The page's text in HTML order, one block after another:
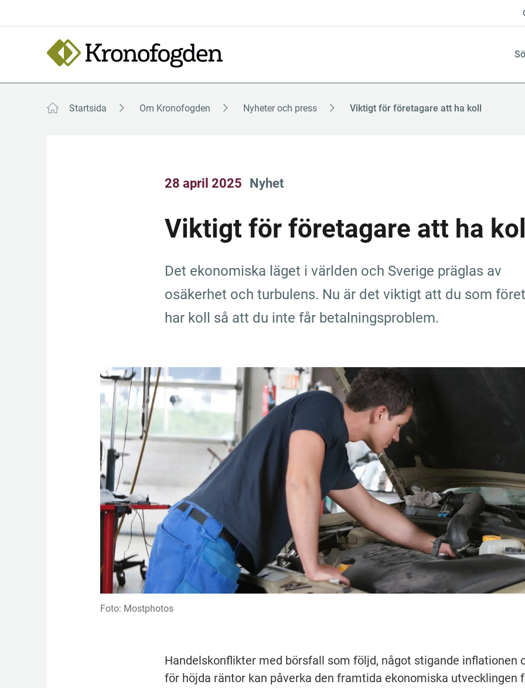
Startsida Om Kronofogden Nyheter och press Viktigt för företagare att ha koll
28 april 2025 Nyhet
Viktigt för företagare att ha
Det ekonomiska läget i världen och Sverige präglas av
osäkerhet och turbulens. Nu är det viktigt att du som
har koll så att du inte får betalningsproblem.
Foto: Mostphotos
Handels­konflikter med börsfall som följd, något stigande inflationen
för höjda räntor kan påverka den framtida ekonomiska utvecklingen